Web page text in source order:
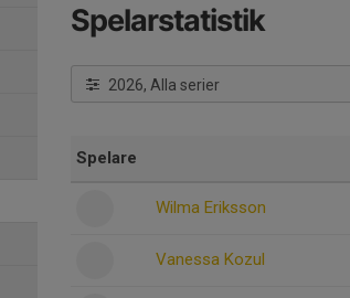
Spelarstatistik
2026, Alla serier
Spelare
Wilma Eriksson
Vanessa Kozul